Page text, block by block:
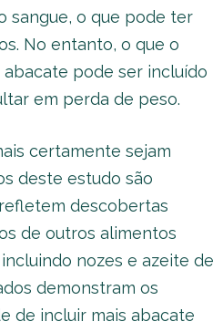
sangue, o que pode ter
No entanto, o que o
pode ser incluído
em perda de peso.
certamente sejam
deste estudo são
descobertas
de outros alimentos
nozes e azeite de
demonstram os
de incluir mais abacate